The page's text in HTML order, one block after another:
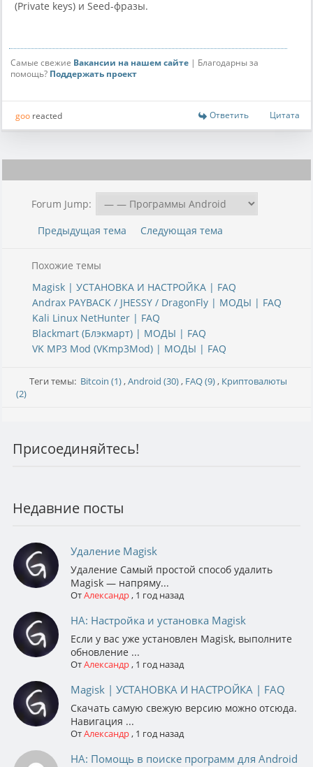
(Private keys) и Seed-фразы.
Самые свежие Вакансии на нашем сайте | Благодарны за
помощь? Поддержать проект
goo reacted Ответить Цитата
Forum Jump:
Предыдущая тема
Следующая тема
Похожие темы
Magisk | УСТАНОВКА И НАСТРОЙКА | FAQ
Andrax PAYBACK / JHESSY / DragonFly | МОДЫ | FAQ
Kali Linux NetHunter | FAQ
Blackmart (Блэкмарт) | МОДЫ | FAQ
VK MP3 Mod (VKmp3Mod) | МОДЫ | FAQ
Теги темы: Bitcoin (1),Android (30), FAQ (9), Криптовалюты
(2)
Присоединяйтесь!
Недавние посты
Удаление Magisk
Удаление Самый простой способ удалить
Magisk — напряму...
ОтАлександр, 1 год назад
НА: Настройка и установка Magisk
Если у вас уже установлен Magisk, выполните
обновление ...
ОтАлександр, 1 год назад
Magisk | УСТАНОВКА И НАСТРОЙКА | FAQ
Скачать самую свежую версию можно отсюда.
Навигация ...
ОтАлександр, 1 год назад
НА: Помощь в поиске программ для Android